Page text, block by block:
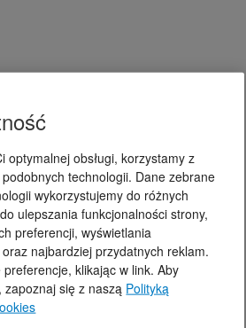
optymalnej obsługi, korzystamy z
technologii. Dane zebrane
wykorzystujemy do różnych
ulepszania funkcjonalności strony,
preferencji, wyświetlania
najbardziej przydatnych reklam.
klikając w link. Aby
się z naszą Polityką